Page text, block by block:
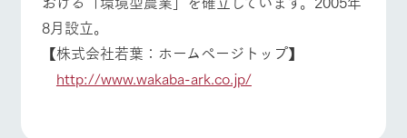
8月設立。
【株式会社若葉：ホームページトップ】
http://www.wakaba-ark.co.jp/